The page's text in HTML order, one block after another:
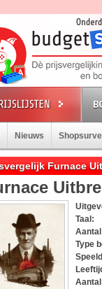
Nieuws
Furnace
Taal:
Type